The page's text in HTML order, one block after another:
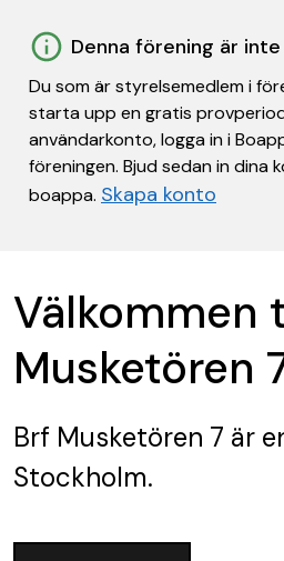
Denna förening är
Du som är styrelsemedlem i
starta upp en gratis
användarkonto, logga in i
föreningen. Bjud sedan in dina
boappa. Skapa konto
Välkommen
Musketören
Brf Musketören 7 är
Stockholm.